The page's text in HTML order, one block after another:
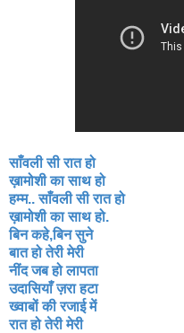
साँवली सी रात हो
ख़ामोशी का साथ हो
हम्म.. साँवली सी रात हो
ख़ामोशी का साथ हो.
बिन कहे,बिन सुने
बात हो तेरी मेरी
नींद जब हो लापता
उदासियाँ ज़रा हटा
ख्वाबों की रजाई में
रात हो तेरी मेरी